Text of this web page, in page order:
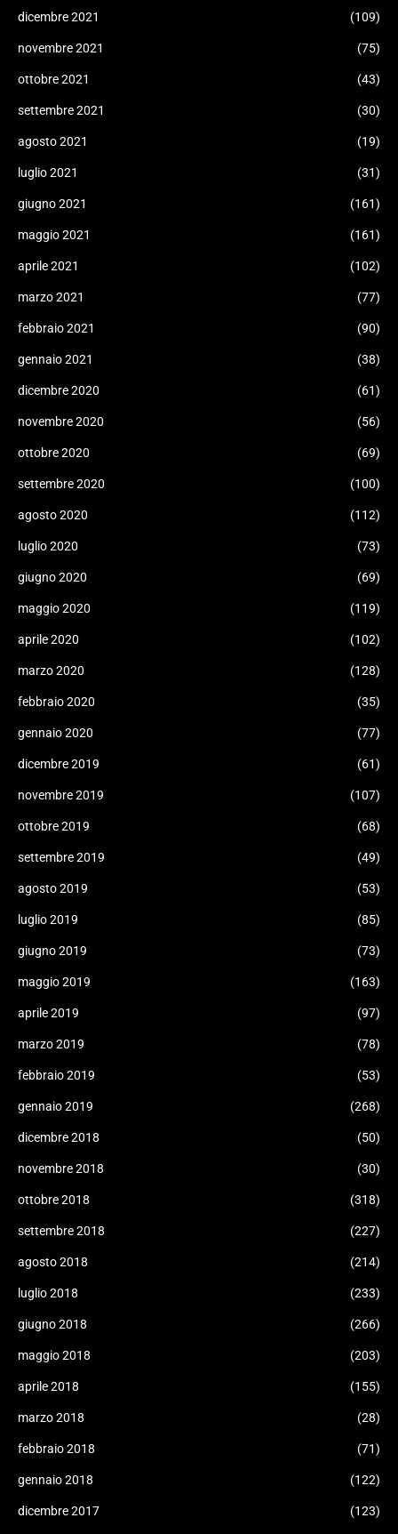
dicembre 2021 (109)
novembre 2021 (75)
ottobre 2021 (43)
settembre 2021 (30)
agosto 2021 (19)
luglio 2021 (31)
giugno 2021 (161)
maggio 2021 (161)
aprile 2021 (102)
marzo 2021 (77)
febbraio 2021 (90)
gennaio 2021 (38)
dicembre 2020 (61)
novembre 2020 (56)
ottobre 2020 (69)
settembre 2020 (100)
agosto 2020 (112)
luglio 2020 (73)
giugno 2020 (69)
maggio 2020 (119)
aprile 2020 (102)
marzo 2020 (128)
febbraio 2020 (35)
gennaio 2020 (77)
dicembre 2019 (61)
novembre 2019 (107)
ottobre 2019 (68)
settembre 2019 (49)
agosto 2019 (53)
luglio 2019 (85)
giugno 2019 (73)
maggio 2019 (163)
aprile 2019 (97)
marzo 2019 (78)
febbraio 2019 (53)
gennaio 2019 (268)
dicembre 2018 (50)
novembre 2018 (30)
ottobre 2018 (318)
settembre 2018 (227)
agosto 2018 (214)
luglio 2018 (233)
giugno 2018 (266)
maggio 2018 (203)
aprile 2018 (155)
marzo 2018 (28)
febbraio 2018 (71)
gennaio 2018 (122)
dicembre 2017 (123)